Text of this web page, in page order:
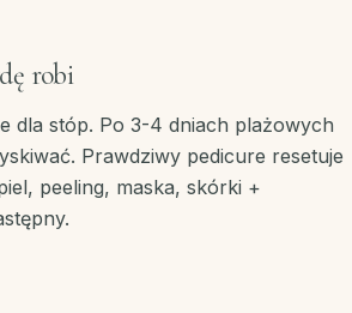
robi
dla stóp. Po 3-4 dniach plażowych
Prawdziwy pedicure resetuje
peeling, maska, skórki +